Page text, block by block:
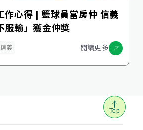
作心得 | 籃球員當房仲 信義
服輸」獲金仲獎
義 閱讀更多
Top